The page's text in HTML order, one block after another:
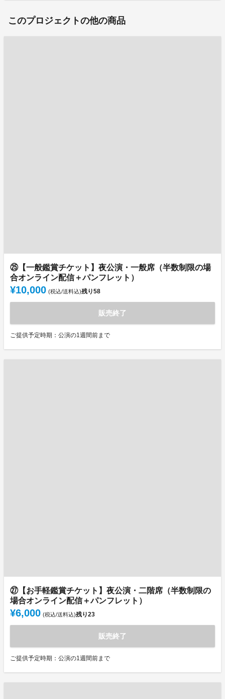
このプロジェクトの他の商品
㉕【一般鑑賞チケット】夜公演・一般席（半数制限の場
合オンライン配信＋パンフレット）
¥10,000 (税込/送料込)残り58
販売終了
ご提供予定時期：公演の1週間前まで
㉗【お手軽鑑賞チケット】夜公演・二階席（半数制限の
場合オンライン配信＋パンフレット）
¥6,000 (税込/送料込)残り23
販売終了
ご提供予定時期：公演の1週間前まで